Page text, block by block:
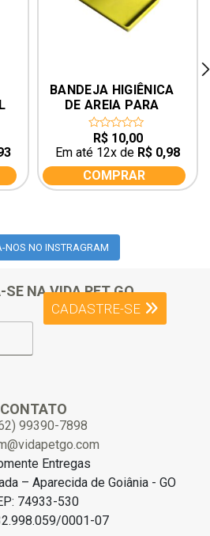
BANDEJA HIGIÊNICA
DE AREIA PARA
ANIMAIS PEQUENOS
out
of
5
R$10,00
Em até 12x de R$ 0,98
COMPRAR
NOS NO INSTRAGRAM
SE NA VIDA PET GO
CADASTRE-SE
CONTATO
99390-7898
Entregas
– Aparecida de Goiânia - GO
74933-530
0001-07